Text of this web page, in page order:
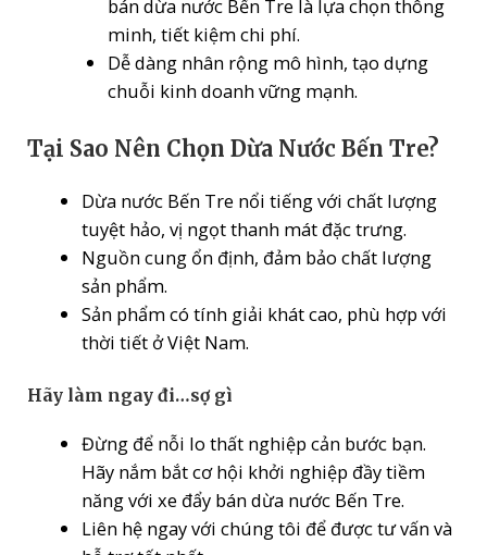
bán dừa nước Bến Tre là lựa chọn thông
minh, tiết kiệm chi phí.
Dễ dàng nhân rộng mô hình, tạo dựng
chuỗi kinh doanh vững mạnh.
Tại Sao Nên Chọn Dừa Nước Bến Tre?
Dừa nước Bến Tre nổi tiếng với chất lượng
tuyệt hảo, vị ngọt thanh mát đặc trưng.
Nguồn cung ổn định, đảm bảo chất lượng
sản phẩm.
Sản phẩm có tính giải khát cao, phù hợp với
thời tiết ở Việt Nam.
Hãy làm ngay đi…sợ gì
Đừng để nỗi lo thất nghiệp cản bước bạn.
Hãy nắm bắt cơ hội khởi nghiệp đầy tiềm
năng với xe đẩy bán dừa nước Bến Tre.
Liên hệ ngay với chúng tôi để được tư vấn và